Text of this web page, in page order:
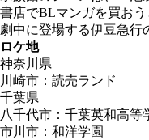
書店でBLマンガを買お
劇中に登場する伊豆急行
ロケ地
神奈川県
川崎市：読売ランド
千葉県
八千代市：千葉英和高等
市川市：和洋学園